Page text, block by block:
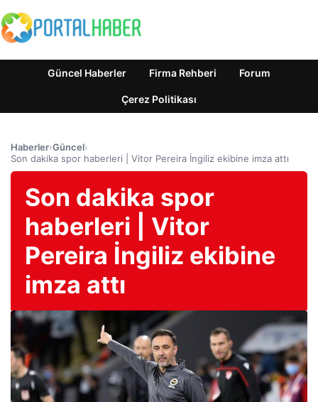
Güncel Haberler Firma Rehberi Forum
Çerez Politikası
Haberler›Güncel›
Son dakika spor haberleri | Vitor Pereira İngiliz ekibine imza attı
Son dakika spor
haberleri | Vitor
Pereira İngiliz ekibine
imza attı